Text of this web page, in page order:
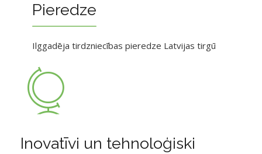
Pieredze
Ilggadēja tirdzniecības pieredze Latvijas tirgū
Inovatīvi un tehnoloģiski